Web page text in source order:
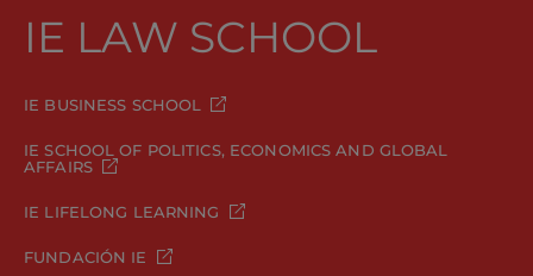
IE LAW SCHOOL
IE BUSINESS SCHOOL
IE SCHOOL OF POLITICS, ECONOMICS AND GLOBAL
AFFAIRS
IE LIFELONG LEARNING
FUNDACIÓN IE